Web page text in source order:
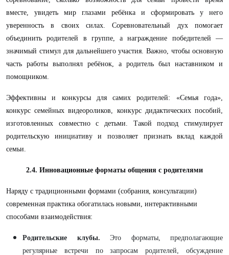
вместе, увидеть мир глазами ребёнка и сформировать у него
уверенность в своих силах. Соревновательный дух помогает
объединить родителей в группе, а награждение победителей —
значимый стимул для дальнейшего участия. Важно, чтобы основную
часть работы выполнял ребёнок, а родитель был наставником и
помощником.
Эффективны и конкурсы для самих родителей: «Семья года»,
конкурс семейных видеороликов, конкурс дидактических пособий,
изготовленных совместно с детьми. Такой подход стимулирует
родительскую инициативу и позволяет признать вклад каждой
семьи.
2.4. Инновационные форматы общения с родителями
Наряду с традиционными формами (собрания, консультации)
современная практика обогатилась новыми, интерактивными
способами взаимодействия:
Родительские клубы. Это форматы, предполагающие
регулярные встречи по запросам родителей, обсуждение